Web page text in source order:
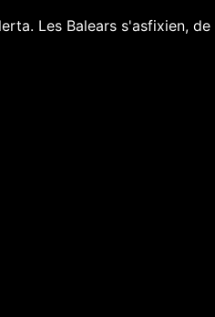
Les Balears s'asfixien,